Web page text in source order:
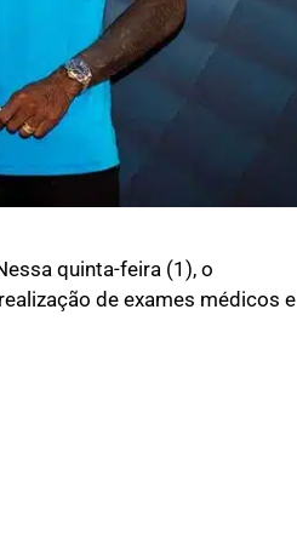
quinta-feira (1), o
de exames médicos e